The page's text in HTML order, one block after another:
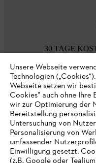
30 TAGE
Unsere Webseite
Technologien
Webseite setzen wir
Cookies" auch ohne Ihre
wir zur Optimierung der
Bereitstellung
Untersuchung von
Personalisierung von
umfassender
Einwilligung gesetzt.